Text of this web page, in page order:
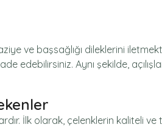
ve başsağlığı dileklerini
edebilirsiniz. Aynı şekilde,
İlk olarak, çelenklerin kaliteli ve